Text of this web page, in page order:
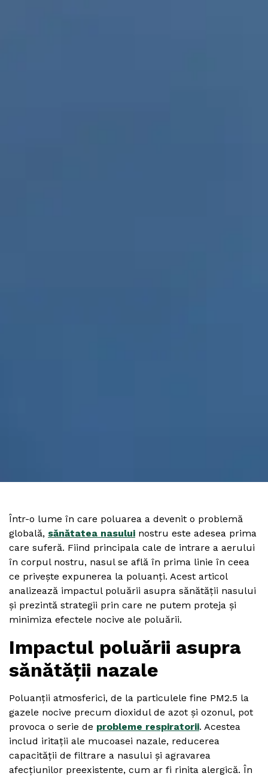
Într-o lume în care poluarea a devenit o problemă
globală, sănătatea nasului nostru este adesea prima
care suferă. Fiind principala cale de intrare a aerului
în corpul nostru, nasul se află în prima linie în ceea
ce privește expunerea la poluanți. Acest articol
analizează impactul poluării asupra sănătății nasului
și prezintă strategii prin care ne putem proteja și
minimiza efectele nocive ale poluării.
Impactul poluării asupra
sănătății nazale
Poluanții atmosferici, de la particulele fine PM2.5 la
gazele nocive precum dioxidul de azot și ozonul, pot
provoca o serie de probleme respiratorii. Acestea
includ iritații ale mucoasei nazale, reducerea
capacității de filtrare a nasului și agravarea
afecțiunilor preexistente, cum ar fi rinita alergică. În